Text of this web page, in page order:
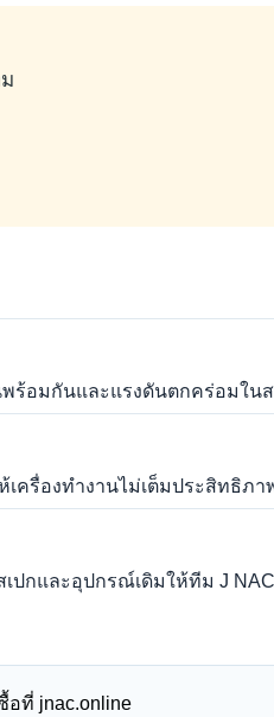
พร้อมกันและแรงดันตกคร่อมใน
ครื่องทำงานไม่เต็มประสิทธิภา
ปกและอุปกรณ์เดิมให้ทีม J
ที่ jnac.online